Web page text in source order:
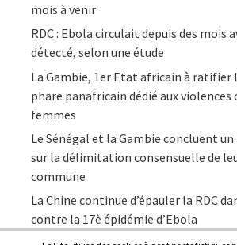
mois à venir
RDC : Ebola circulait depuis des mois
détecté, selon une étude
La Gambie, 1er Etat africain à ratifier
phare panafricain dédié aux violences
femmes
Le Sénégal et la Gambie concluent
sur la délimitation consensuelle de
commune
La Chine continue d’épauler la RDC
contre la 17è épidémie d’Ebola